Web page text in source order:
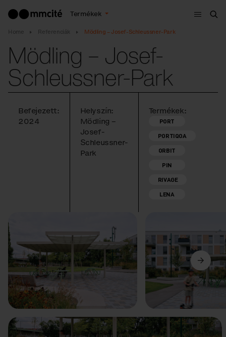
Termékek
Menü
Home Referenciák Mödling – Josef-Schleussner-Park
Mödling – Josef-
Schleussner-Park
Befejezett:
2024
Helyszín:
Mödling –
Josef-
Schleussner-
Park
Termékek:
PORT
PORTIQOA
ORBIT
PIN
RIVAGE
LENA
Előző Következő